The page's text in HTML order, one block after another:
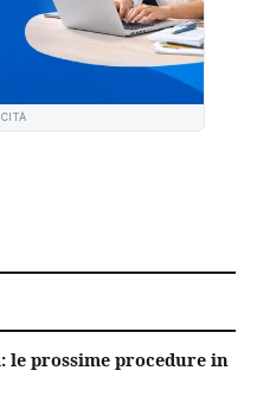
le prossime procedure in